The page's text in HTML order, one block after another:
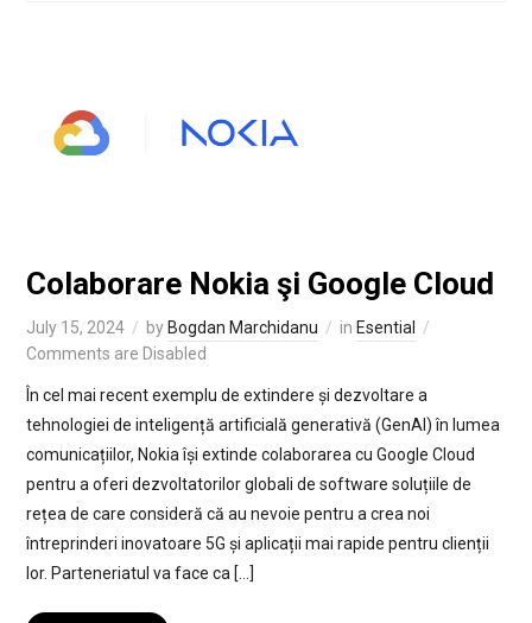
Colaborare Nokia şi Google Cloud
July 15, 2024 by Bogdan Marchidanu in Esential
Comments are Disabled
În cel mai recent exemplu de extindere și dezvoltare a
tehnologiei de inteligență artificială generativă (GenAI) în lumea
comunicațiilor, Nokia își extinde colaborarea cu Google Cloud
pentru a oferi dezvoltatorilor globali de software soluțiile de
rețea de care consideră că au nevoie pentru a crea noi
întreprinderi inovatoare 5G și aplicații mai rapide pentru clienții
lor. Parteneriatul va face ca […]